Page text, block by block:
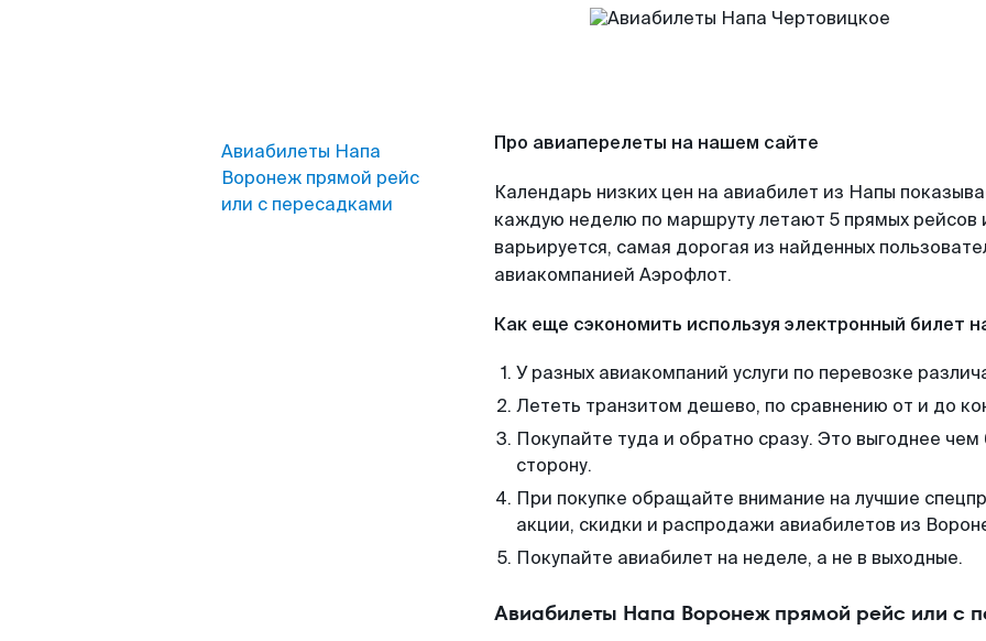
Авиабилеты Напа
Воронеж прямой рейс
или с пересадками
Про авиаперелеты на нашем сайте
Календарь низких цен на авиабилет из Напы
каждую неделю по маршруту летают 5 прямых рейсов
варьируется, самая дорогая из найденных
авиакомпанией Аэрофлот.
Как еще сэкономить используя электронный билет
У разных авиакомпаний услуги по перевозке
Лететь транзитом дешево, по сравнению от и до
Покупайте туда и обратно сразу. Это выгоднее
сторону.
При покупке обращайте внимание на лучшие
акции, скидки и распродажи авиабилетов из
Покупайте авиабилет на неделе, а не в выходные.
Авиабилеты Напа Воронеж прямой рейс или с